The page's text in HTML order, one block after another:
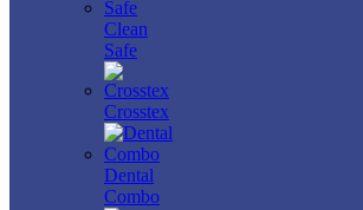
Clean
Safe
Crosstex
Dental
Combo